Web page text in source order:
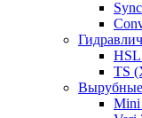
TS
Вырубные
Mini